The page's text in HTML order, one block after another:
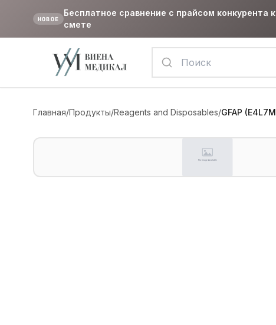
НОВОЕ
Бесплатное сравнение с прайсом конкурента
смете
Главная/Продукты/Reagents and Disposables/GFAP